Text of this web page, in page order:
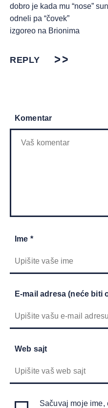
dobro je kada mu “nose”
odneli pa “čovek”
izgoreo na Brionima
REPLY
Komentar
Ime *
E-mail adresa (neće biti
Web sajt
Sačuvaj moje ime,